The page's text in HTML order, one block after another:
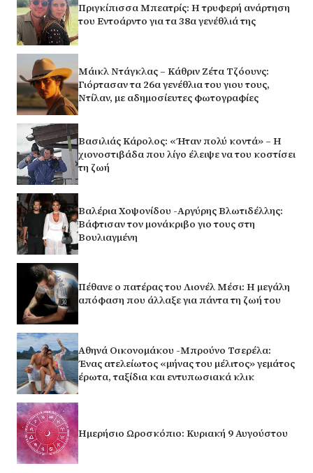
Πριγκίπισσα Μπεατρίς: Η τρυφερή ανάρτηση
του Εντοάρντο για τα 38α γενέθλιά της
Μάικλ Ντάγκλας – Κάθριν Ζέτα Τζόουνς:
Γιόρτασαν τα 26α γενέθλια του γιου τους,
Ντίλαν, με αδημοσίευτες φωτογραφίες
Βασιλιάς Κάρολος: «Ήταν πολύ κοντά» – Η
χιονοστιβάδα που λίγο έλειψε να του κοστίσει
τη ζωή
Βαλέρια Χοψονίδου -Αργύρης Βλωτιδέλλης:
Βάφτισαν τον μονάκριβο γιο τους στη
Βουλιαγμένη
Πέθανε ο πατέρας του Λιονέλ Μέσι: Η μεγάλη
απόφαση που άλλαξε για πάντα τη ζωή του
Αθηνά Οικονομάκου -Μπρούνο Τσερέλα:
Ένας ατελείωτος «μήνας του μέλιτος» γεμάτος
έρωτα, ταξίδια και εντυπωσιακά κλικ
Ημερήσιο Ωροσκόπιο: Κυριακή 9 Αυγούστου